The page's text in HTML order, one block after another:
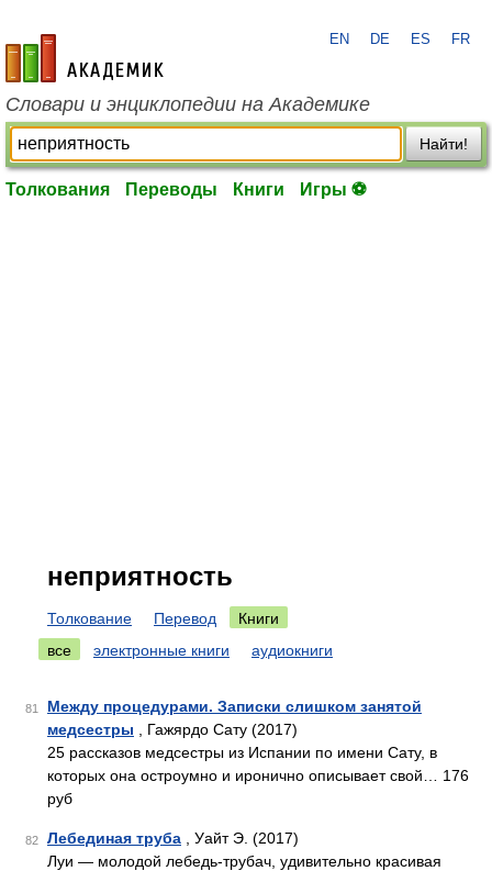
academic.ru
EN DE ES FR
Словари и энциклопедии на Академике
Найти!
Толкования Переводы Книги Игры ⚽
неприятность
Толкование Перевод
Книги
все
электронные книги аудиокниги
81
Между процедурами. Записки слишком занятой
медсестры , Гажярдо Сату (2017)
25 рассказов медсестры из Испании по имени Сату, в
которых она остроумно и иронично описывает свой… 176
руб
82 Лебединая труба , Уайт Э. (2017)
Луи — молодой лебедь-трубач, удивительно красивая